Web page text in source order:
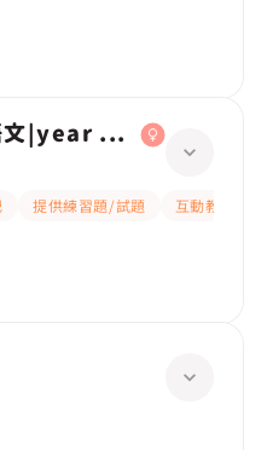
|year 6,英國語文
提供練習題/試題 互動教學